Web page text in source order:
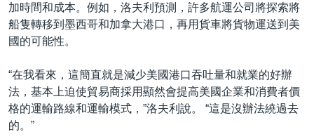
加時間和成本。例如，洛夫利預測，許多航運公司將探索將
船隻轉移到墨西哥和加拿大港口，再用貨車將貨物運送到美
國的可能性。
“在我看來，這簡直就是減少美國港口吞吐量和就業的好辦
法，基本上迫使貿易商採用顯然會提高美國企業和消費者價
格的運輸路線和運輸模式，”洛夫利說。 “這是沒辦法繞過去
的。”